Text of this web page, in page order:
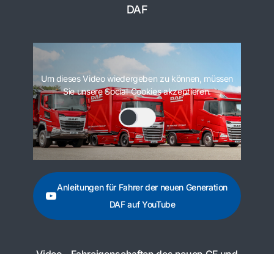
DAF
Um dieses Video wiedergeben zu können, müssen
Sie unsere Social-Cookies akzeptieren.
Anleitungen für Fahrer der neuen Generation
DAF auf YouTube